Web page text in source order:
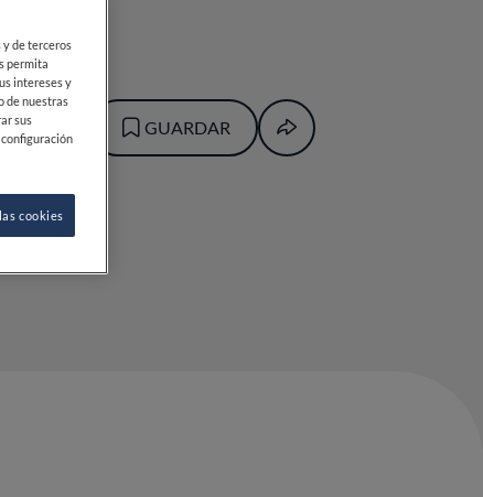
GUARDAR
y de terceros
permita
intereses y
de nuestras
sus
cookies